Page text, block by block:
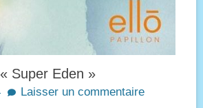
Super Eden »
Laisser un commentaire